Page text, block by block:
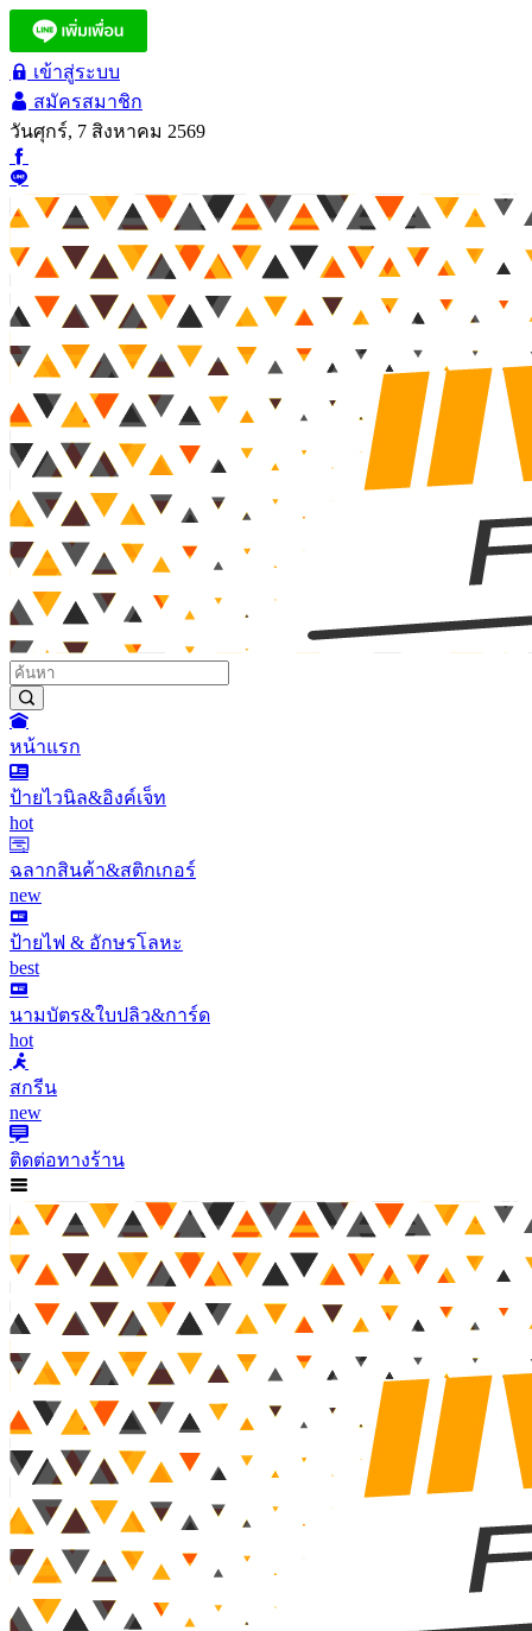
เข้าสู่ระบบ
สมัครสมาชิก
วันศุกร์, 7 สิงหาคม 2569
หน้าแรก
ป้ายไวนิล&อิงค์เจ็ท
hot
ฉลากสินค้า&สติกเกอร์
new
ป้ายไฟ & อักษรโลหะ
best
นามบัตร&ใบปลิว&การ์ด
hot
สกรีน
new
ติดต่อทางร้าน